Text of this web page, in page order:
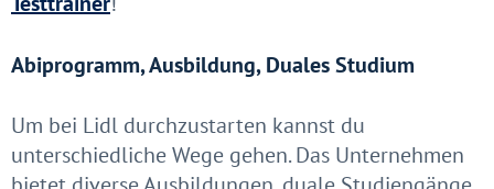
Abiprogramm, Ausbildung, Duales Studium
Um bei Lidl durchzustarten kannst du
unterschiedliche Wege gehen. Das Unternehmen